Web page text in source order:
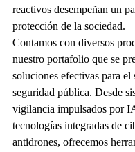
reactivos desempeñan un
protección de la sociedad.
Contamos con diversos
nuestro portafolio que se
soluciones efectivas para el
seguridad pública. Desde
vigilancia impulsados por
tecnologías integradas de
antidrones, ofrecemos